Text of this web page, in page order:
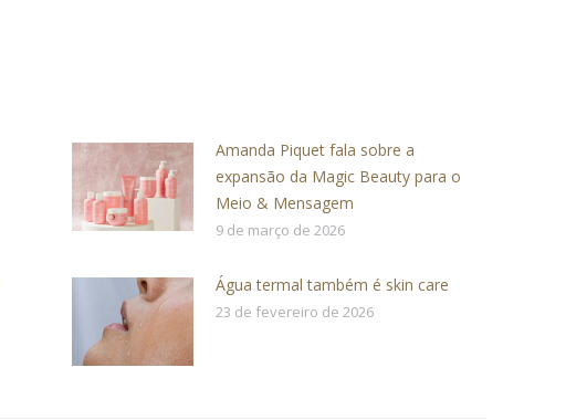
Amanda Piquet fala sobre a
expansão da Magic Beauty para o
Meio & Mensagem
9 de março de 2026
Água termal também é skin care
23 de fevereiro de 2026